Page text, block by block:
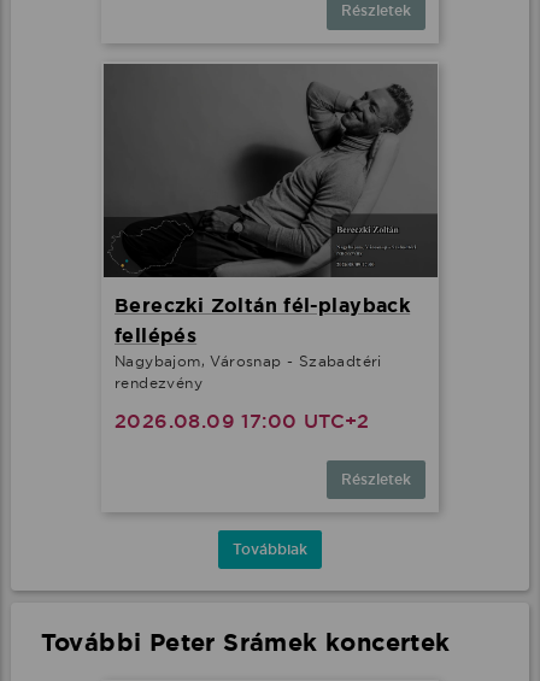
Részletek
Bereczki Zoltán fél-playback
fellépés
Nagybajom, Városnap - Szabadtéri
rendezvény
2026.08.09 17:00 UTC+2
Részletek
Továbbiak
További Peter Srámek koncertek